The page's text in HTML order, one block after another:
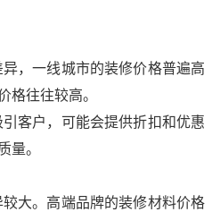
，一线城市的装修价格普遍高
往往较高。
客户，可能会提供折扣和优惠
。
大。高端品牌的装修材料价格